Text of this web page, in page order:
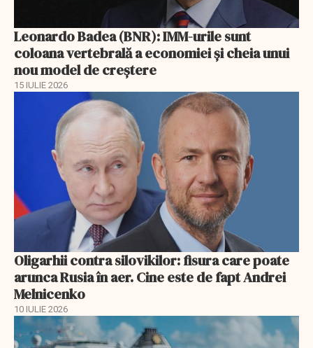
Leonardo Badea (BNR): IMM-urile sunt
coloana vertebrală a economiei și cheia unui
nou model de creștere
15 IULIE 2026
Oligarhii contra silovikilor: fisura care poate
arunca Rusia în aer. Cine este de fapt Andrei
Melnicenko
10 IULIE 2026